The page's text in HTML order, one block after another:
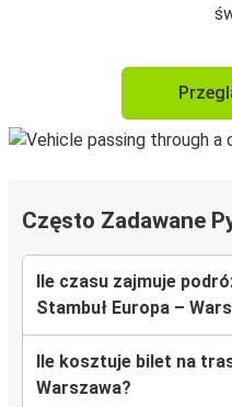
Często Zadawane
Ile czasu zajmuje
Stambuł Europa –
Ile kosztuje bilet na
Warszawa?